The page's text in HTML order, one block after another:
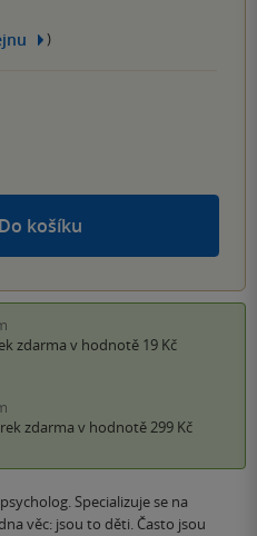
)
Do košíku
zdarma v hodnotě 19 Kč
zdarma v hodnotě 299 Kč
Specializuje se na
věc: jsou to děti. Často jsou